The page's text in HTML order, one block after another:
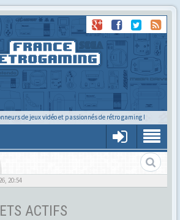
de jeux vidéo et passionnés de rétro gaming !
20:54
ACTIFS